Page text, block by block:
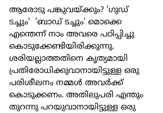
ആരോടു പങ്കുവയ്ക്കും? 'ഗുഡ്
ടച്ചും'  'ബാഡ് ടച്ചും' മൊക്കെ
എന്തെന്ന് നാം അവരെ പഠിപ്പിച്ചു
കൊടുക്കേണ്ടിയിരിക്കുന്നു.
ശരിയല്ലാത്തതിനെ കൃത്യമായി
പ്രതിരോധിക്കുവാനായിട്ടുള്ള ഒരു
പരിശീലനം നമ്മള്‍ അവര്‍ക്ക്
കൊടുക്കണം. അതിലുപരി എന്തും
തുറന്നു പറയുവാനായിട്ടുള്ള ഒരു